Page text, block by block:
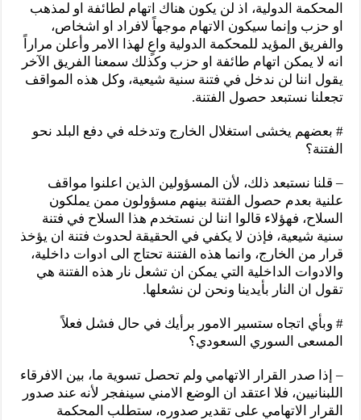
المحكمة الدولية، اذ لن يكون هناك اتهام لطائفة او لمذهب
او حزب وإنما سيكون الاتهام موجهاً لافراد او اشخاص،
والفريق المؤيد للمحكمة الدولية واعٍ لهذا الامر وأعلن مراراً
انه لا يمكن اتهام طائفة او حزب وكذلك سمعنا الفريق الآخر
يقول اننا لن ندخل في فتنة سنية شيعية، وكل هذه المواقف
تجعلنا نستبعد حصول الفتنة.
# بعضهم يخشى استغلال الخارج وتدخله في دفع البلد نحو
الفتنة؟
– قلنا نستبعد ذلك، لأن المسؤولين الذين اعلنوا مواقف
علنية بعدم حصول الفتنة بينهم مسؤولون ممن يملكون
السلاح، فهؤلاء قالوا اننا لن نستخدم هذا السلاح في فتنة
سنية شيعية، فإذن لا يكفي في الحقيقة لحدوث فتنة ان يؤخذ
قرار من الخارج، وانما هذه الفتنة تحتاج الى ادوات داخلية،
والادوات الداخلية التي يمكن ان تشعل نار هذه الفتنة هي
تقول ان النار بأيدينا ونحن لن نشعلها.
# وبأي اتجاه ستسير الامور برأيك في حال فشل فعلاً
المسعى السوري السعودي؟
– إذا صدر القرار الاتهامي ولم تحصل تسوية ما، بين الافرقاء
اللبنانيين، فلا اعتقد ان الوضع الامني سينفجر لأنه عند صدور
القرار الاتهامي على تقدير صدوره، ستطلب المحكمة